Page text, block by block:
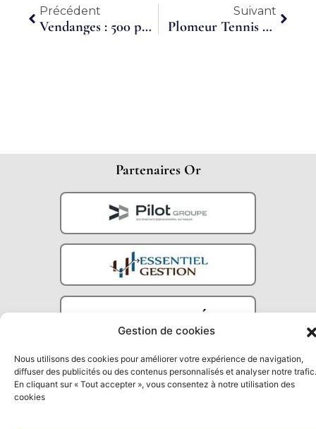
Gestion de cookies
Nous utilisons des cookies pour améliorer votre expérience de navigation,
diffuser des publicités ou des contenus personnalisés et analyser notre trafic.
En cliquant sur « Tout accepter », vous consentez à notre utilisation des
cookies
Précédent
Précédent
Vendanges : 500 postes à pourvoir
Suivant
Plomeur Tennis de table. Ludovic Galeuzzi, nouvel entraîneur
Partenaires Or
Partenaires Argent